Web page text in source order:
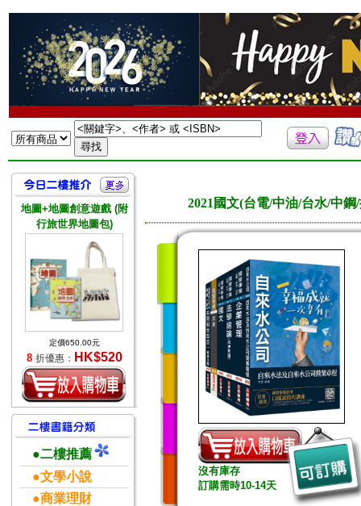
地圖+地圖創意遊戲 (附
行旅世界地圖包)
定價650.00元
8 折優惠： HK$520
●二樓推薦
●文學小說
●商業理財
2021國文(台電/中油/台水/中
沒有庫存
訂購需時10-14天